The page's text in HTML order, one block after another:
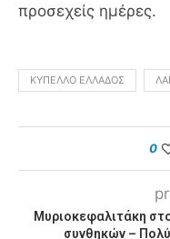
προσεχείς ημέρες.
ΚΎΠΕΛΛΟ ΕΛΛΆΔΟΣ
0
Μυριοκεφαλιτάκη
συνθηκών –